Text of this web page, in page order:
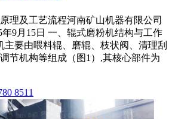
理及工艺流程河南矿山机器有限公司
年9月15日 一、辊式磨粉机结构与工作
主要由喂料辊、磨辊、枝状阀、清理刮
节机构等组成（图1）,其核心部件为
8511